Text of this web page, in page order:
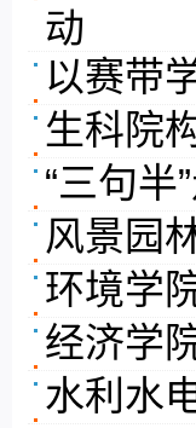
动
以赛带
生科院
“三句半
风景园
环境学
经济学
水利水